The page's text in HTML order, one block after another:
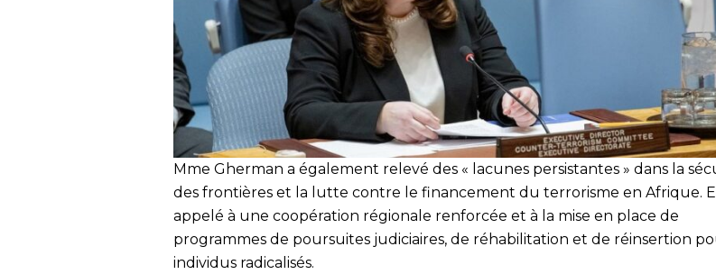
Mme Gherman a également relevé des « lacunes persistantes » dans la
des frontières et la lutte contre le financement du terrorisme en Afrique.
appelé à une coopération régionale renforcée et à la mise en place de
programmes de poursuites judiciaires, de réhabilitation et de réinsertion
individus radicalisés.